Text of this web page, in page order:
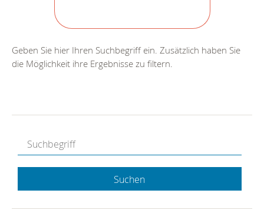
Geben Sie hier Ihren Suchbegriff ein. Zusätzlich haben Sie
die Möglichkeit ihre Ergebnisse zu filtern.
Suchen